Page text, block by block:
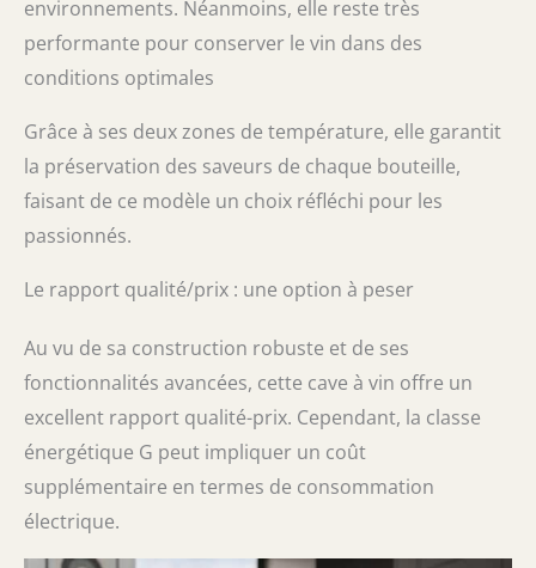
environnements. Néanmoins, elle reste très
performante pour conserver le vin dans des
conditions optimales
Grâce à ses deux zones de température, elle garantit
la préservation des saveurs de chaque bouteille,
faisant de ce modèle un choix réfléchi pour les
passionnés.
Le rapport qualité/prix : une option à peser
Au vu de sa construction robuste et de ses
fonctionnalités avancées, cette cave à vin offre un
excellent rapport qualité-prix. Cependant, la classe
énergétique G peut impliquer un coût
supplémentaire en termes de consommation
électrique.